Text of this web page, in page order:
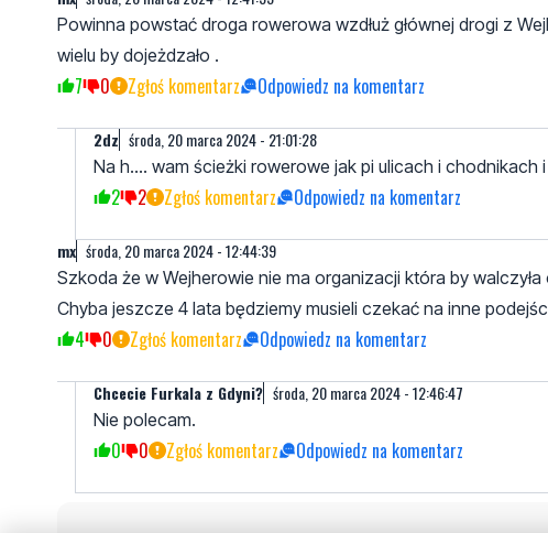
Powinna powstać droga rowerowa wzdłuż głównej drogi z
wielu by dojeżdzało .
7 0 Zgłoś komentarz Odpowiedz na komentarz
2dz środa, 20 marca 2024 - 21:01:28
Na h.... wam ścieżki rowerowe jak pi ulicach i
2 2 Zgłoś komentarz Odpowiedz na komentarz
mx środa, 20 marca 2024 - 12:44:39
Szkoda że w Wejherowie nie ma organizacji która by
Chyba jeszcze 4 lata będziemy musieli czekać na inne
4 0 Zgłoś komentarz Odpowiedz na komentarz
Chcecie Furkala z Gdyni? środa, 20 marca 2024 - 12:46:47
Nie polecam.
0 0 Zgłoś komentarz Odpowiedz na komentarz